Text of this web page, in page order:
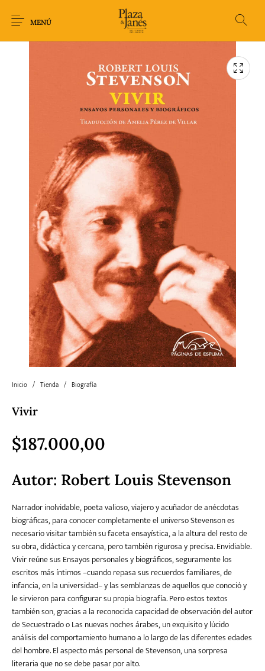
MENÚ
Arqueología Arte
Crimen Thriller Cuento
Fantasía Ficción Filosofía
Historia Horror
Humor gráfico-
Comic
Literatura juvenil
Literatura
universal y Clásicos
Pedagogía Poesía
Política Sagas Salud y Bienestar Sin categorizar
Inicio / Tienda / Biografía
Vivir
$187.000,00
Autor: Robert Louis Stevenson
Narrador inolvidable, poeta valioso, viajero y acuñador de anécdotas
biográficas, para conocer completamente el universo Stevenson es
necesario visitar también su faceta ensayística, a la altura del resto de
su obra, didáctica y cercana, pero también rigurosa y precisa. Envidiable.
Vivir reúne sus Ensayos personales y biográficos, seguramente los
escritos más íntimos –cuando repasa sus recuerdos familiares, de
infancia, en la universidad– y las semblanzas de aquellos que conoció y
le sirvieron para configurar su propia biografía. Pero estos textos
también son, gracias a la reconocida capacidad de observación del autor
de Secuestrado o Las nuevas noches árabes, un exquisito y lúcido
análisis del comportamiento humano a lo largo de las diferentes edades
del hombre. El aspecto más personal de Stevenson, una sorpresa
literaria que no se debe pasar por alto.